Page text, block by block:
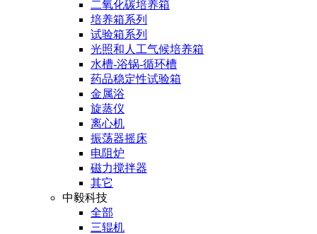
二氧化碳培养箱
培养箱系列
试验箱系列
光照和人工气候培养箱
水槽-浴锅-循环槽
药品稳定性试验箱
金属浴
旋蒸仪
离心机
振荡器摇床
电阻炉
磁力搅拌器
其它
中毅科技
全部
三辊机